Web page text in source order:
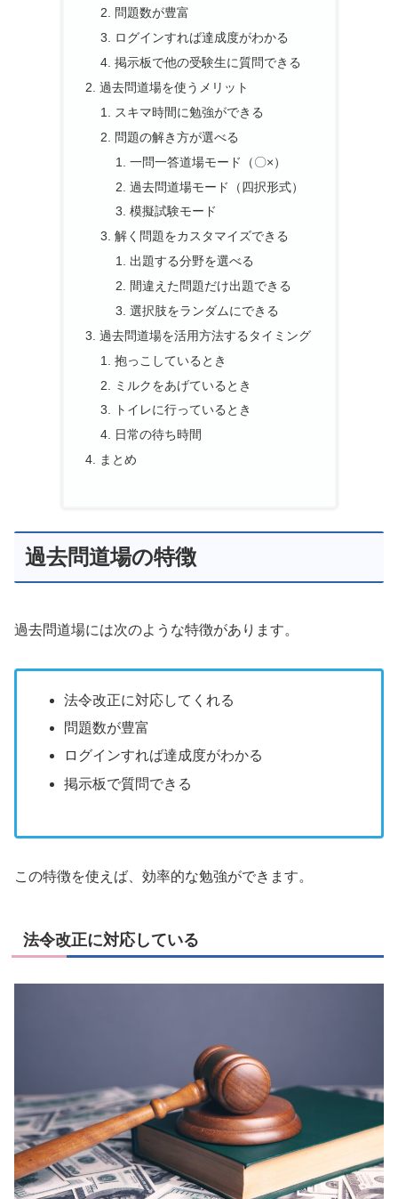
問題数が豊富
ログインすれば達成度がわかる
掲示板で他の受験生に質問できる
過去問道場を使うメリット
スキマ時間に勉強ができる
問題の解き方が選べる
一問一答道場モード（〇×）
過去問道場モード（四択形式）
模擬試験モード
解く問題をカスタマイズできる
出題する分野を選べる
間違えた問題だけ出題できる
選択肢をランダムにできる
過去問道場を活用方法するタイミング
抱っこしているとき
ミルクをあげているとき
トイレに行っているとき
日常の待ち時間
まとめ
過去問道場の特徴
過去問道場には次のような特徴があります。
法令改正に対応してくれる
問題数が豊富
ログインすれば達成度がわかる
掲示板で質問できる
この特徴を使えば、効率的な勉強ができます。
法令改正に対応している